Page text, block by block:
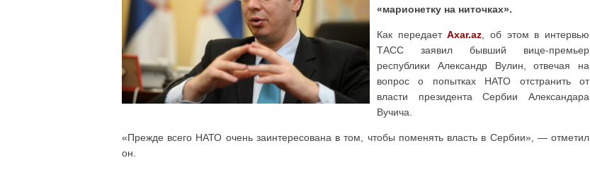
«марионетку на ниточках».
Как передаетAxar.az , об этом в интервью
ТАСС заявил бывший вице-премьер
республики Александр Вулин, отвечая на
вопрос о попытках НАТО отстранить от
власти президента Сербии Александара
Вучича.
«Прежде всего НАТО очень заинтересована в том, чтобы поменять власть в Сербии», — отметил
он.